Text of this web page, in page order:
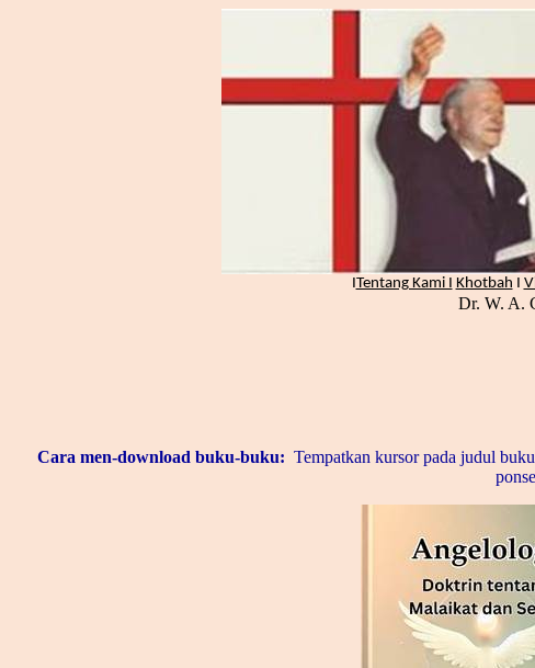
ITentang Kami I Khotbah I
Dr. W. A.
Cara men-download buku-buku: Tempatkan kursor pada judul